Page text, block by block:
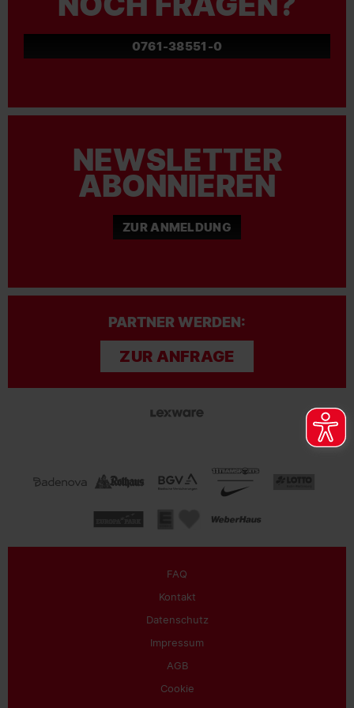
0761-38551-0
NEWSLETTER
ABONNIEREN
ZUR ANMELDUNG
PARTNER WERDEN:
ZUR ANFRAGE
FAQ
Kontakt
Datenschutz
Impressum
AGB
Cookie